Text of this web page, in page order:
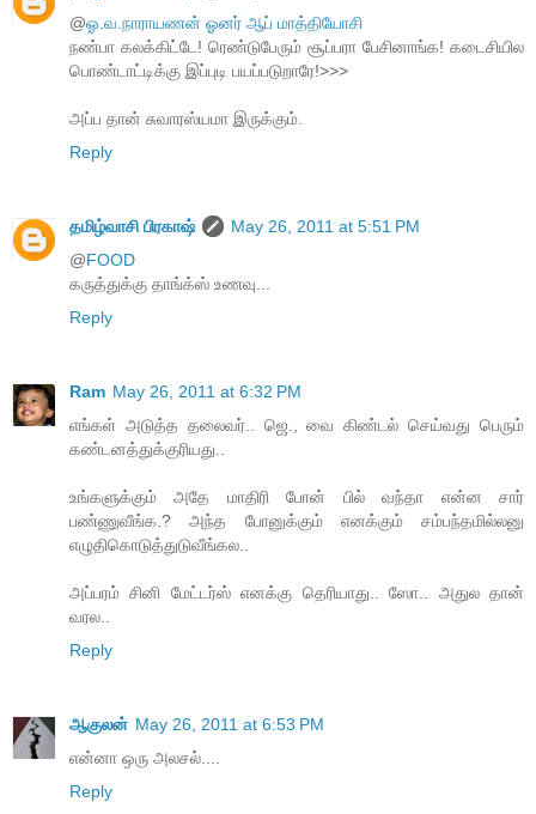
@ஓ.வ.நாராயணன் ஓனர் ஆப் மாத்தியோசி
நண்பா கலக்கிட்டே! ரெண்டுபேரும் சூப்பரா பேசினாங்க! கடைசியில
பொண்டாட்டிக்கு இப்புடி பயப்படுறாரே!>>>
அப்ப தான் சுவாரஸ்யமா இருக்கும்.
Reply
தமிழ்வாசி பிரகாஷ்
May 26, 2011 at 5:51 PM
@FOOD
கருத்துக்கு தாங்க்ஸ் உணவு...
Reply
Ram May 26, 2011 at 6:32 PM
எங்கள் அடுத்த தலைவர்.. ஜெ., வை கிண்டல் செய்வது பெரும்
கண்டனத்துக்குரியது..
உங்களுக்கும் அதே மாதிரி போன் பில் வந்தா என்ன சார்
பண்ணுவீங்க.? அந்த போனுக்கும் எனக்கும் சம்பந்தமில்லனு
எழுதிகொடுத்துடுவீங்கல..
அப்பரம் சினி மேட்டர்ஸ் எனக்கு தெரியாது.. ஸோ.. அதுல தான்
வரல..
Reply
ஆகுலன் May 26, 2011 at 6:53 PM
என்னா ஒரு அலசல்....
Reply